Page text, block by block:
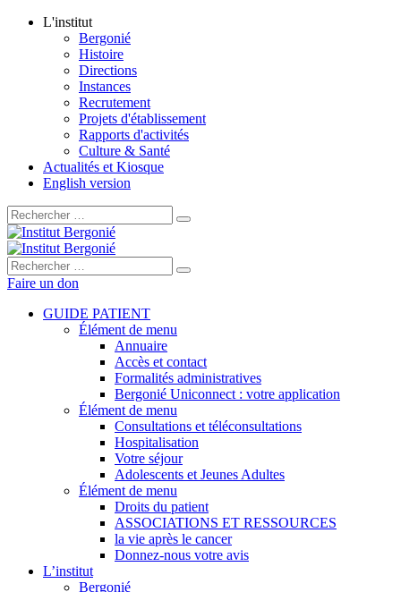
L'institut
Bergonié
Histoire
Directions
Instances
Recrutement
Projets d'établissement
Rapports d'activités
Culture & Santé
Actualités et Kiosque
English version
Rechercher :
Rechercher :
Faire un don
GUIDE PATIENT
Élément de menu
Annuaire
Accès et contact
Formalités administratives
Bergonié Uniconnect : votre application
Élément de menu
Consultations et téléconsultations
Hospitalisation
Votre séjour
Adolescents et Jeunes Adultes
Élément de menu
Droits du patient
ASSOCIATIONS ET RESSOURCES
la vie après le cancer
Donnez-nous votre avis
L’institut
Bergonié